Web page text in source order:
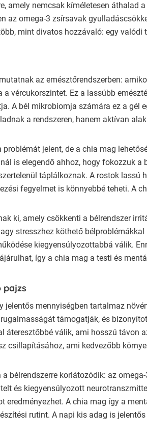
amely nemcsak kíméletesen áthalad
az omega-3 zsírsavak
mint divatos hozzávaló: egy
az emésztőrendszerben:
vércukorszintet. Ez a lassúbb
A bél mikrobiomja számára ez a gél
a rendszeren, hanem aktívan
jelent, de a chia mag
is elegendő ahhoz, hogy fokozzuk
táplálkoznak. A rostok lassú
fegyelmet is könnyebbé teheti. A
ki, amely csökkenti a bélrendszer
stresszhez köthető
kiegyensúlyozottabbá válik.
így a chia mag a testi és
pajzs
jelentős mennyiségben tartalmaz
támogatják, és
válik, ami hosszú távon
csillapításához, ami kedvezőbb
bélrendszerre korlátozódik: az
és kiegyensúlyozott
A chia mag így a
rutint. A napi kis adag is